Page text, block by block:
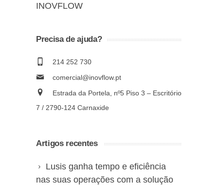
INOVFLOW
Precisa de ajuda?
214 252 730
comercial@inovflow.pt
Estrada da Portela, nº5 Piso 3 – Escritório
7 / 2790-124 Carnaxide
Artigos recentes
Lusis ganha tempo e eficiência
nas suas operações com a solução